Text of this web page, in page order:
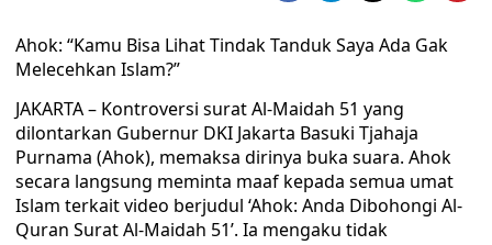
Ahok: “Kamu Bisa Lihat Tindak Tanduk Saya Ada Gak
Melecehkan Islam?”
JAKARTA – Kontroversi surat Al-Maidah 51 yang
dilontarkan Gubernur DKI Jakarta Basuki Tjahaja
Purnama (Ahok), memaksa dirinya buka suara. Ahok
secara langsung meminta maaf kepada semua umat
Islam terkait video berjudul ‘Ahok: Anda Dibohongi Al-
Quran Surat Al-Maidah 51’. Ia mengaku tidak